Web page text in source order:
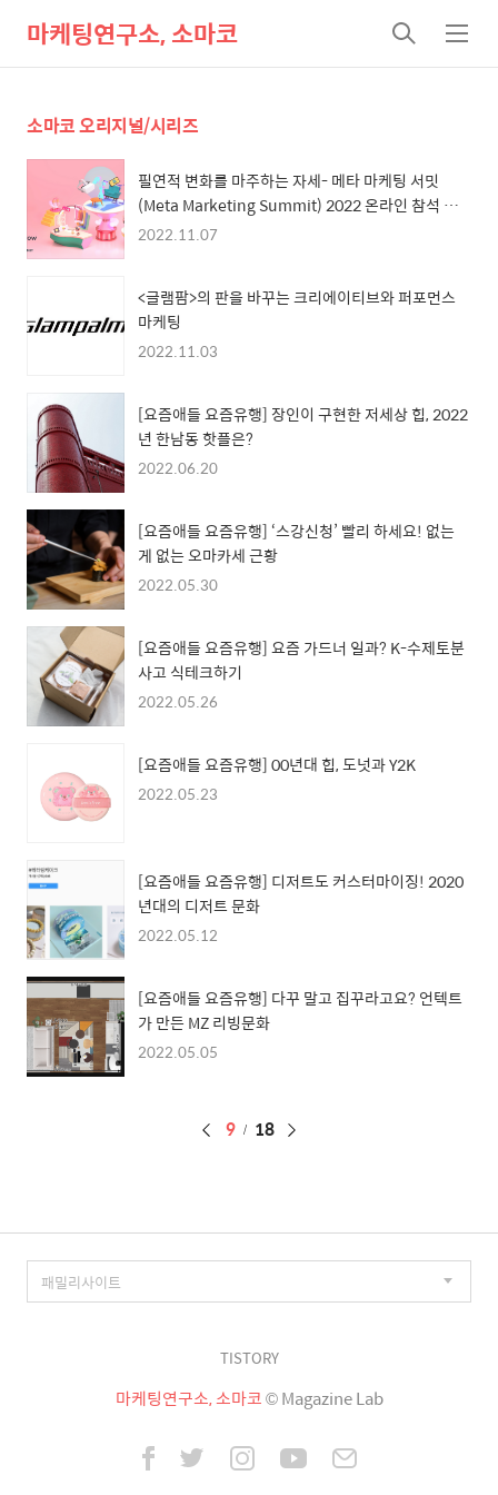
마케팅연구소, 소마코
검
색
메
뉴
소마코 오리지널/시리즈
필연적 변화를 마주하는 자세- 메타 마케팅 서밋
(Meta Marketing Summit) 2022 온라인 참석 후
기(1)
2022.11.07
<글램팜>의 판을 바꾸는 크리에이티브와 퍼포먼스
마케팅
2022.11.03
[요즘애들 요즘유행] 장인이 구현한 저세상 힙, 2022
년 한남동 핫플은?
2022.06.20
[요즘애들 요즘유행] ‘스강신청’ 빨리 하세요! 없는
게 없는 오마카세 근황
2022.05.30
[요즘애들 요즘유행] 요즘 가드너 일과? K-수제토분
사고 식테크하기
2022.05.26
[요즘애들 요즘유행] 00년대 힙, 도넛과 Y2K
2022.05.23
[요즘애들 요즘유행] 디저트도 커스터마이징! 2020
년대의 디저트 문화
2022.05.12
[요즘애들 요즘유행] 다꾸 말고 집꾸라고요? 언텍트
가 만든 MZ 리빙문화
2022.05.05
페
9 18
TISTORY
마케팅연구소, 소마코© Magazine Lab